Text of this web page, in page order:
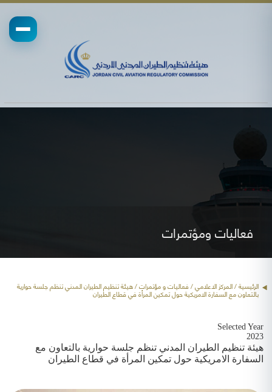
فعاليات ومؤتمرات
الرئيسية/ المركز الاعلامي /فعاليات و مؤتمرات/ هيئة تنظيم الطيران المدني تنظم جلسة حوارية
بالتعاون مع السفارة الامريكية حول تمكين المرأة في قطاع الطيران
Selected Year
2023
هيئة تنظيم الطيران المدني تنظم جلسة حوارية بالتعاون مع
السفارة الامريكية حول تمكين المرأة في قطاع الطيران